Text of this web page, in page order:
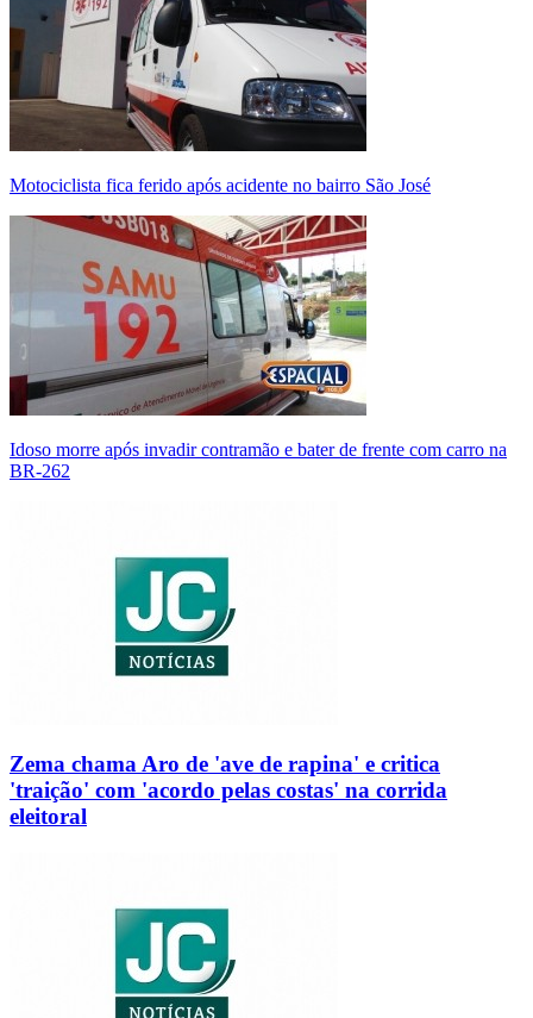
Motociclista fica ferido após acidente no bairro São José
Idoso morre após invadir contramão e bater de frente com carro na
BR-262
Zema chama Aro de 'ave de rapina' e critica
'traição' com 'acordo pelas costas' na corrida
eleitoral